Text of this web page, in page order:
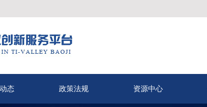
态 政策法规 资源中心